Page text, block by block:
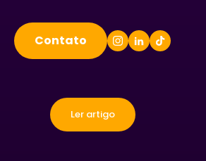
Contato
Ler artigo